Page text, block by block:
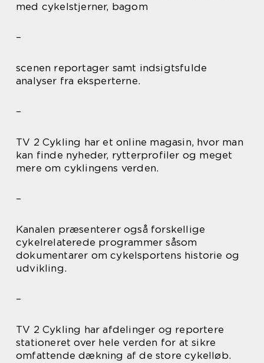
med cykelstjerner, bagom
–
scenen reportager samt indsigtsfulde
analyser fra eksperterne.
–
TV 2 Cykling har et online magasin, hvor man
kan finde nyheder, rytterprofiler og meget
mere om cyklingens verden.
–
Kanalen præsenterer også forskellige
cykelrelaterede programmer såsom
dokumentarer om cykelsportens historie og
udvikling.
–
TV 2 Cykling har afdelinger og reportere
stationeret over hele verden for at sikre
omfattende dækning af de store cykelløb.